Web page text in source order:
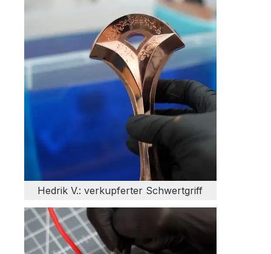
Hedrik V.: verkupferter Schwertgriff